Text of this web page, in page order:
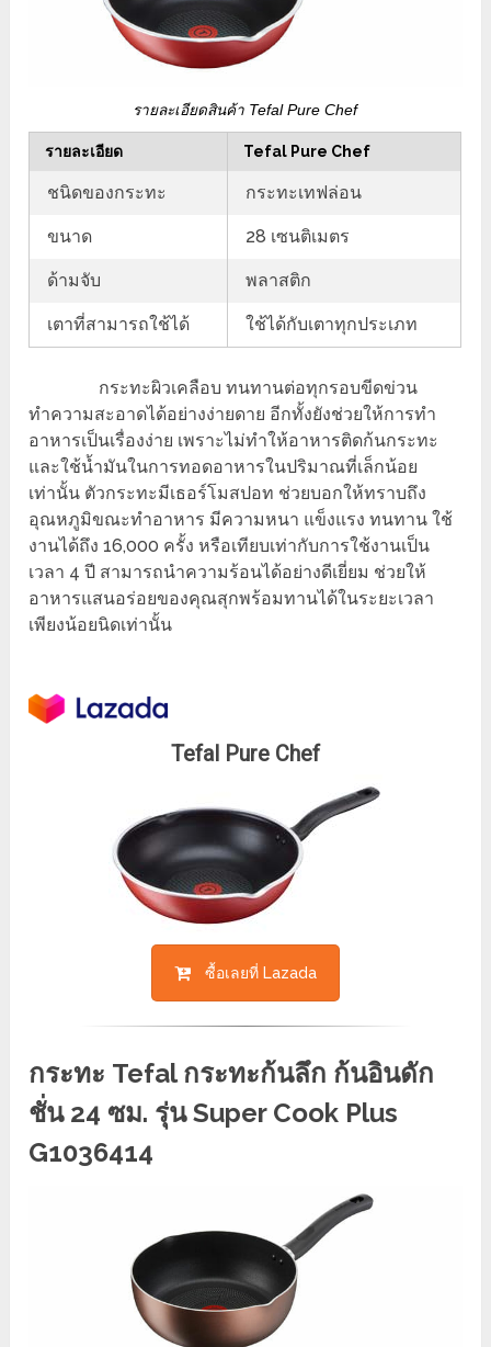
รายละเอียดสินค้า Tefal Pure Chef
รายละเอียด Tefal Pure Chef
ชนิดของกระทะ กระทะเทฟล่อน
ขนาด 28 เซนติเมตร
ด้ามจับ พลาสติก
เตาที่สามารถใช้ได้ ใช้ได้กับเตาทุกประเภท
กระทะผิวเคลือบ ทนทานต่อทุกรอบขีดข่วน
ทำความสะอาดได้อย่างง่ายดาย อีกทั้งยังช่วยให้การทำ
อาหารเป็นเรื่องง่าย เพราะไม่ทำให้อาหารติดก้นกระทะ
และใช้น้ำมันในการทอดอาหารในปริมาณที่เล็กน้อย
เท่านั้น ตัวกระทะมีเธอร์โมสปอท ช่วยบอกให้ทราบถึง
อุณหภูมิขณะทำอาหาร มีความหนา แข็งแรง ทนทาน ใช้
งานได้ถึง 16,000 ครั้ง หรือเทียบเท่ากับการใช้งานเป็น
เวลา 4 ปี สามารถนำความร้อนได้อย่างดีเยี่ยม ช่วยให้
อาหารแสนอร่อยของคุณสุกพร้อมทานได้ในระยะเวลา
เพียงน้อยนิดเท่านั้น
Tefal Pure Chef
ซื้อเลยที่ Lazada
กระทะ Tefal กระทะก้นลึก ก้นอินดัก
ชั่น 24 ซม. รุ่น Super Cook Plus
G1036414